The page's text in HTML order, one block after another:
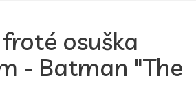
osuška
- Batman "The